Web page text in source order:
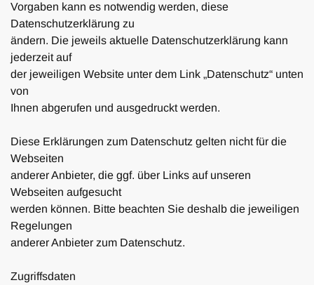
Vorgaben kann es notwendig werden, diese
Datenschutzerklärung zu
ändern. Die jeweils aktuelle Datenschutzerklärung kann
jederzeit auf
der jeweiligen Website unter dem Link „Datenschutz“ unten
von
Ihnen abgerufen und ausgedruckt werden.
Diese Erklärungen zum Datenschutz gelten nicht für die
Webseiten
anderer Anbieter, die ggf. über Links auf unseren
Webseiten aufgesucht
werden können. Bitte beachten Sie deshalb die jeweiligen
Regelungen
anderer Anbieter zum Datenschutz.
Zugriffsdaten